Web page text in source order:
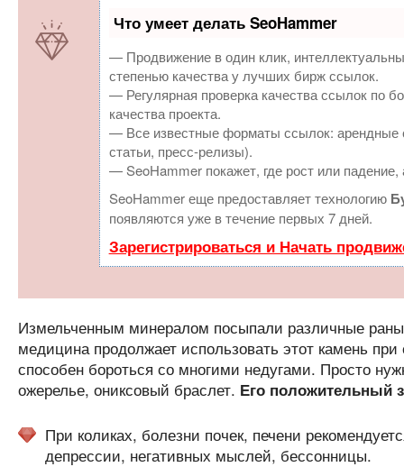
Что умеет делать SeoHammer
— Продвижение в один клик,
степенью качества у лучших бирж ссылок.
— Регулярная проверка качества ссылок по
качества проекта.
— Все известные форматы ссылок: арендные
статьи, пресс-релизы).
— SeoHammer покажет, где рост или
SeoHammer еще предоставляет технологию
появляются уже в течение первых 7 дней.
Зарегистрироваться и Начать
Измельченным минералом посыпали различные
медицина продолжает использовать этот камень
способен бороться со многими недугами. Просто
ожерелье, ониксовый браслет. Его положительный
При коликах, болезни почек, печени
депрессии, негативных мыслей, бессонницы.